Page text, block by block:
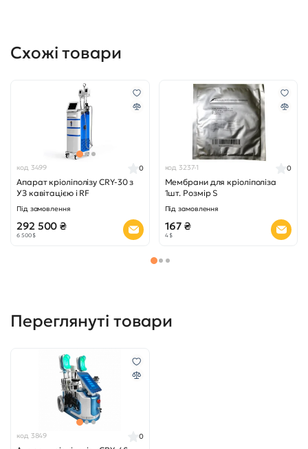
Апарат кріоліполізу CRY-30 з
УЗ кавітацією і RF
0
Під замовлення
292 500 ₴
код 3237-1
Мембрани для кріоліполіза
1шт. Розмір S
0
Під замовлення
Апарат кріоліполізу CRY-40
0
Під замовлення